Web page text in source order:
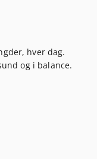
hver dag.
og i balance.